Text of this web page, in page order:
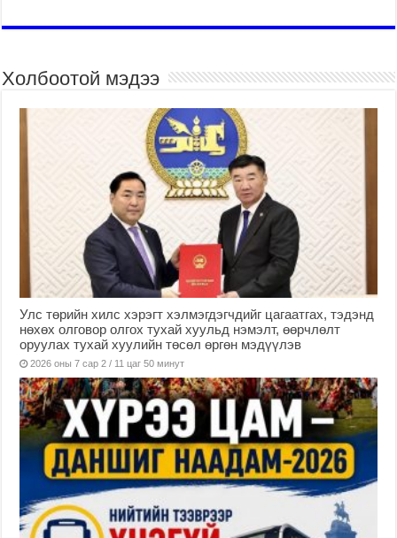
Холбоотой мэдээ
Улс төрийн хилс хэрэгт хэлмэгдэгчдийг цагаатгах, тэдэнд
нөхөх олговор олгох тухай хуульд нэмэлт, өөрчлөлт
оруулах тухай хуулийн төсөл өргөн мэдүүлэв
2026 оны 7 сар 2 / 11 цаг 50 минут